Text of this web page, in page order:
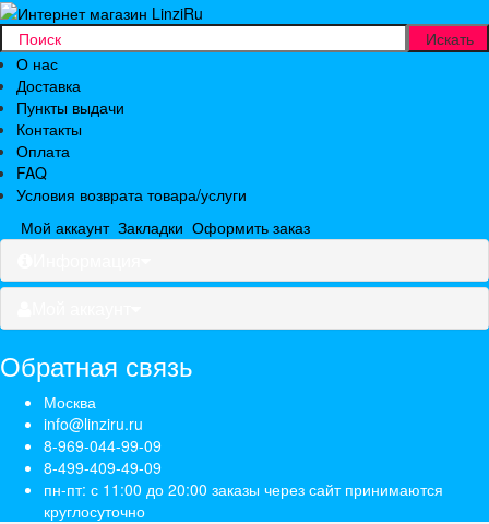
О нас
Доставка
Пункты выдачи
Контакты
Оплата
FAQ
Условия возврата товара/услуги
Мой аккаунт Закладки Оформить заказ
Обратная связь
Москва
info@linziru.ru
8-969-044-99-09
8-499-409-49-09
пн-пт: с 11:00 до 20:00 заказы через сайт принимаются
круглосуточно